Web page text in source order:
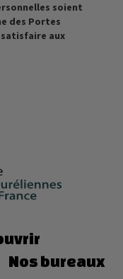
soient
des Portes
aux
Nos bureaux